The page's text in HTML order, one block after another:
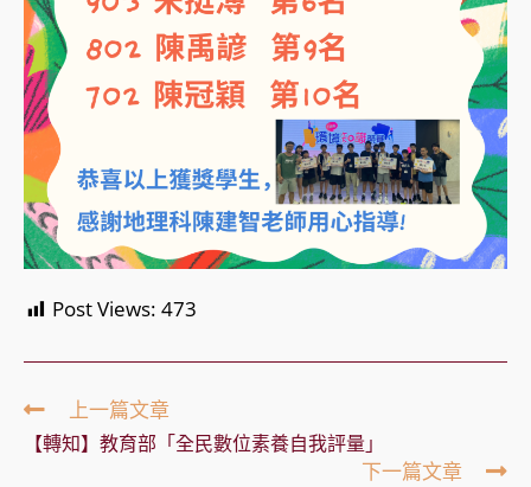
Post Views: 473
Read
more
articles
上一篇文章
【轉知】教育部「全民數位素養自我評量」
下一篇文章